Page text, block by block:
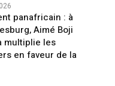
panafricain : à
Aimé Boji
multiplie les
en faveur de la